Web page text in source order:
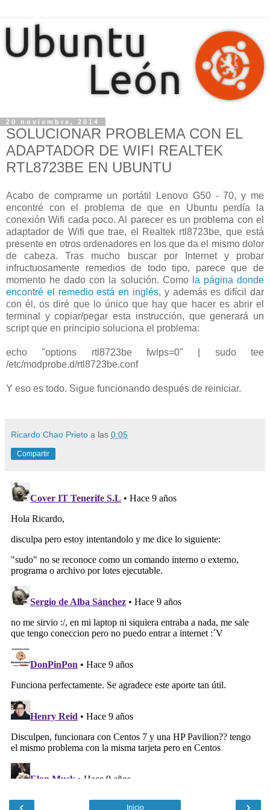
20 noviembre, 2014
SOLUCIONAR PROBLEMA CON EL
ADAPTADOR DE WIFI REALTEK
RTL8723BE EN UBUNTU
Acabo de comprarme un portátil Lenovo G50 - 70, y me
encontré con el problema de que en Ubuntu perdía la
conexión Wifi cada poco. Al parecer es un problema con el
adaptador de Wifi que trae, el Realtek rtl8723be, que está
presente en otros ordenadores en los que da el mismo dolor
de cabeza. Tras mucho buscar por Internet y probar
infructuosamente remedios de todo tipo, parece que de
momento he dado con la solución. Como la página donde
encontré el remedio está en inglés, y además es difícil dar
con él, os diré que lo único que hay que hacer es abrir el
terminal y copiar/pegar esta instrucción, que generará un
script que en principio soluciona el problema:
echo "options rtl8723be fwlps=0" | sudo tee
/etc/modprobe.d/rtl8723be.conf
Y eso es todo. Sigue funcionando después de reiniciar.
Ricardo Chao Prieto a las 0:05
Compartir
Inicio